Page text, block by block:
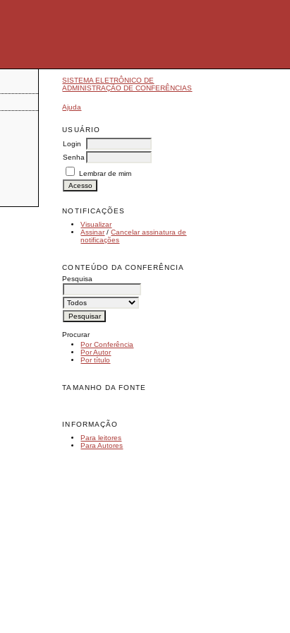
SISTEMA ELETRÔNICO DE
ADMINISTRAÇÃO DE CONFERÊNCIAS
Ajuda
USUÁRIO
Login
Senha
Lembrar de mim
NOTIFICAÇÕES
Visualizar
Assinar/Cancelar assinatura de
notificações
CONTEÚDO DA CONFERÊNCIA
Pesquisa
Procurar
Por Conferência
Por Autor
Por título
TAMANHO DA FONTE
INFORMAÇÃO
Para leitores
Para Autores